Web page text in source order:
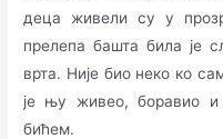
деца живели су у
прелепа башта била је
врта. Није био неко ко
је њу живео, боравио
бићем.